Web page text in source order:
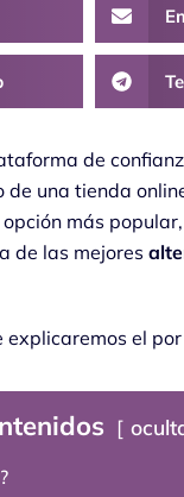
de
una tienda
más
de las mejores
explicaremos el